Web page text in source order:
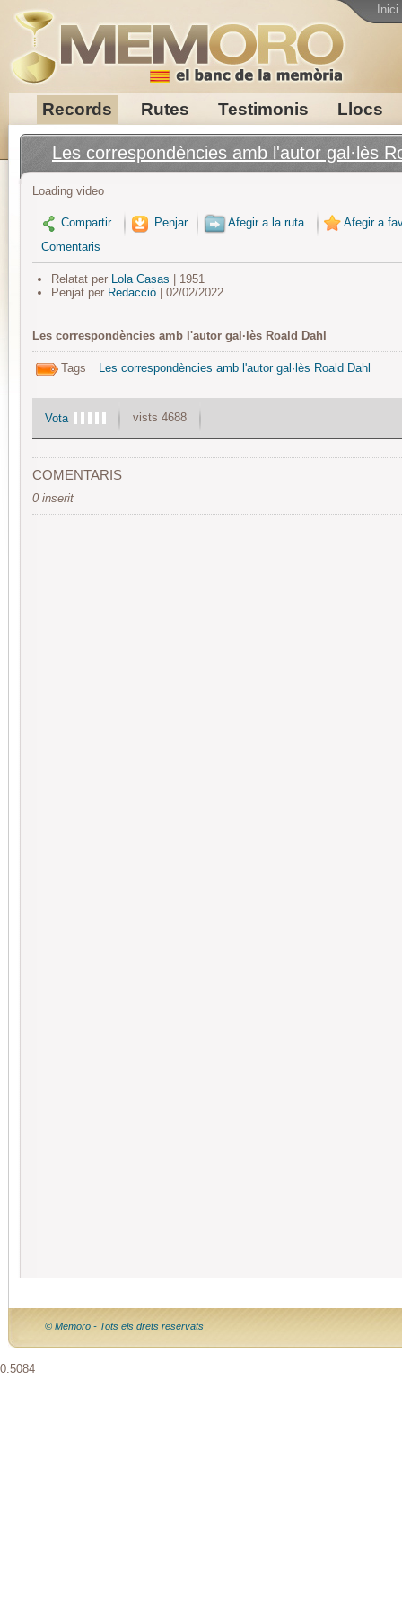
Records Rutes Testimonis Llocs
Inici
Les correspondències amb l'autor gal·lès
Loading video
Compartir Penjar Afegir a la ruta
Afegir a
Comentaris
Relatat per Lola Casas | 1951
Penjat per Redacció| 02/02/2022
Les correspondències amb l'autor gal·lès Roald Dahl
Tags Les correspondències amb l'autor gal·lès Roald Dahl
Vota vists 4688
COMENTARIS
0 inserit
© Memoro - Tots els drets reservats
0.5084